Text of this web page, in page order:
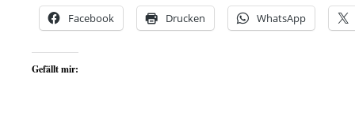
Facebook Drucken WhatsApp
Gefällt mir: